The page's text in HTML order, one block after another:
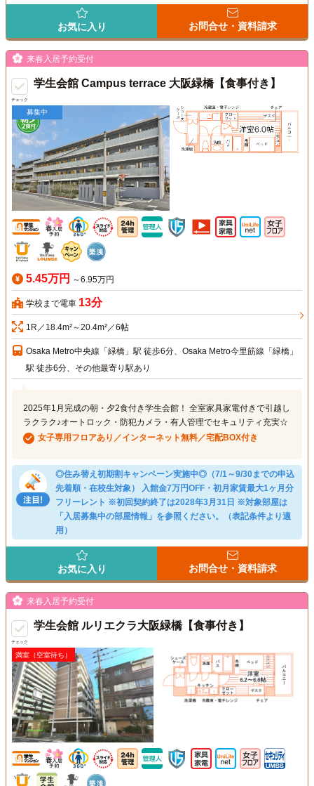
お気に入り お問合せ・資料請求
チェック
来春入居予約受付
学生会館 Campus terrace 大阪緑橋【食事付き】
募集中
5.45万円 ～6.95万円
学校まで電車 13分
1R／18.4m²～20.4m²／6帖
Osaka Metro中央線「緑橋」駅 徒歩6分、Osaka Metro今里筋線「緑橋」
駅 徒歩6分、その他最寄り駅あり
2025年1月完成の朝・夕2食付き学生会館！ 全室家具家電付きで引越し
ラクラク♪オートロック・防犯カメラ・有人管理でセキュリティ充実☆
女子専用フロアあり／インターネット無料／宅配BOX付き
◎住み替え初期割キャンペーン実施中◎（7/1～9/30までの申込
先着順・在校生対象） 入館金7万円OFF・初月家賃最大1ヶ月分
フリーレント ※初回契約終了は2028年3月31日 ※対象部屋は
「入居募集中の部屋情報」を参照ください。（表記条件より適
用）
お気に入り お問合せ・資料請求
チェック
来春入居予約受付
学生会館 ルリエクラ大阪緑橋【食事付き】
満室（空室待ち）